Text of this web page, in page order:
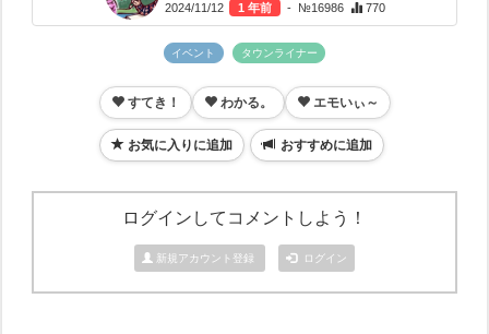
2024/11/12 1 年前 - №16986 770
イベント タウンライナー
すてき！ わかる。 エモいぃ～
お気に入りに追加 おすすめに追加
ログインしてコメントしよう！
新規アカウント登録 ログイン